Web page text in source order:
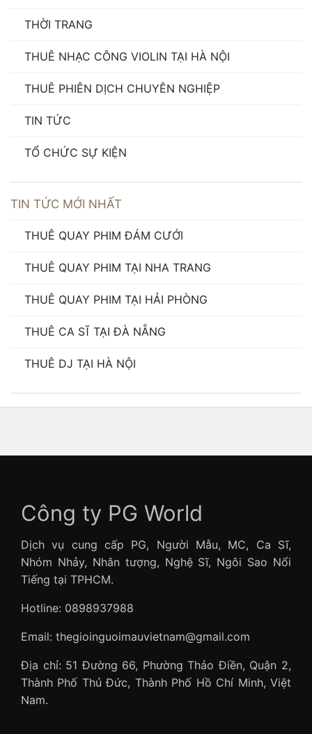
THỜI TRANG
THUÊ NHẠC CÔNG VIOLIN TẠI HÀ NỘI
THUÊ PHIÊN DỊCH CHUYÊN NGHIỆP
TIN TỨC
TỔ CHỨC SỰ KIỆN
TIN TỨC MỚI NHẤT
THUÊ QUAY PHIM ĐÁM CƯỚI
THUÊ QUAY PHIM TẠI NHA TRANG
THUÊ QUAY PHIM TẠI HẢI PHÒNG
THUÊ CA SĨ TẠI ĐÀ NẴNG
THUÊ DJ TẠI HÀ NỘI
Công ty PG World
Dịch vụ cung cấp PG, Người Mẫu, MC, Ca Sĩ,
Nhóm Nhảy, Nhân tượng, Nghệ Sĩ, Ngôi Sao Nổi
Tiếng tại TPHCM.
Hotline: 0898937988
Email: thegioinguoimauvietnam@gmail.com
Địa chỉ: 51 Đường 66, Phường Thảo Điền, Quận 2,
Thành Phố Thủ Đức, Thành Phố Hồ Chí Minh, Việt
Nam.